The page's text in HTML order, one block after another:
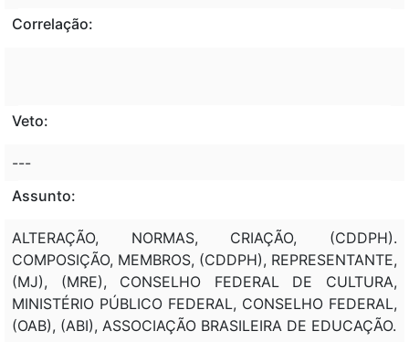
Correlação:
Veto:
---
Assunto:
ALTERAÇÃO, NORMAS, CRIAÇÃO, (CDDPH).
COMPOSIÇÃO, MEMBROS, (CDDPH), REPRESENTANTE,
(MJ), (MRE), CONSELHO FEDERAL DE CULTURA,
MINISTÉRIO PÚBLICO FEDERAL, CONSELHO FEDERAL,
(OAB), (ABI), ASSOCIAÇÃO BRASILEIRA DE EDUCAÇÃO.